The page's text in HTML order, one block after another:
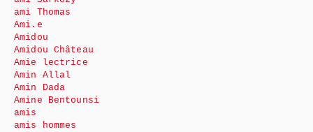
ami Thomas
Ami.e
Amidou
Amidou Château
Amie lectrice
Amin Allal
Amin Dada
Amine Bentounsi
amis
amis hommes